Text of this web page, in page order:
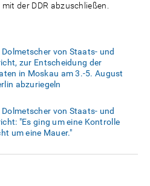
der DDR abzuschließen.
von Staats- und
zur Entscheidung der
in Moskau am 3.-5. August
abzuriegeln
von Staats- und
"Es ging um eine Kontrolle
um eine Mauer."